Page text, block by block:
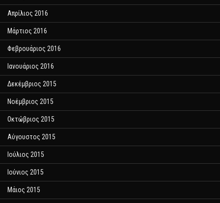
Απρίλιος 2016
Μάρτιος 2016
Φεβρουάριος 2016
Ιανουάριος 2016
Δεκέμβριος 2015
Νοέμβριος 2015
Οκτώβριος 2015
Αύγουστος 2015
Ιούλιος 2015
Ιούνιος 2015
Μάιος 2015